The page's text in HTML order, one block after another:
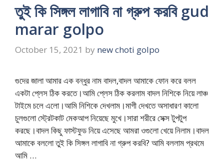
তুই কি সিঙ্গল লাগাবি না গ্রুপ করবি gud
marar golpo
October 15, 2021 by new choti golpo
গুদের জালা আমার এক বন্ধুর নাম বাদল,বাদল আমাকে ফোন করে বলল
একটা প্লেস ঠিক করতে।আমি প্লেস ঠিক করলাম বাদল নিশিকে নিয়ে লাঞ্চ
টাইমে চলে এলো।আমি নিশিকে দেখলাম।মাগী দেখতে অসাধারণ কালো
চুলগুলো স্ট্রেটকাট মেকআপ নিয়েছে মুখে।সারা শরীরে সেক্স টুপটুপ
করছে।বাদল কিছু ফাস্টফুড নিয়ে এসেছে আমরা ওগুলো খেয়ে নিলাম।বাদল
আমাকে বললো তুই কি সিঙ্গল লাগাবি না গ্রুপ করবি? আমি বললাম প্রথমে
আমি …